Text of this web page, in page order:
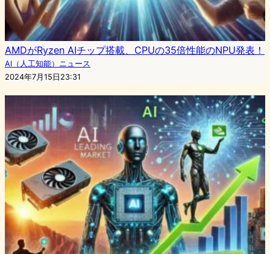
AMDがRyzen AIチップ搭載、CPUの35倍性能のNPU発表！
AI（人工知能）ニュース
2024年7月15日23:31